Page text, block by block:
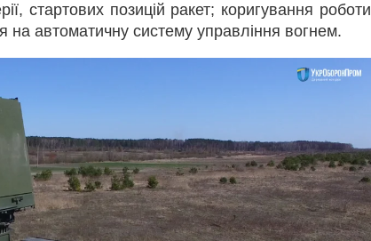
стартових позицій ракет; коригування роботи
на автоматичну систему управління вогнем.